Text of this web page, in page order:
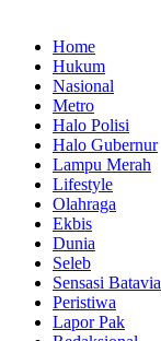
Home
Hukum
Nasional
Metro
Halo Polisi
Halo Gubernur
Lampu Merah
Lifestyle
Olahraga
Ekbis
Dunia
Seleb
Sensasi Batavia
Peristiwa
Lapor Pak